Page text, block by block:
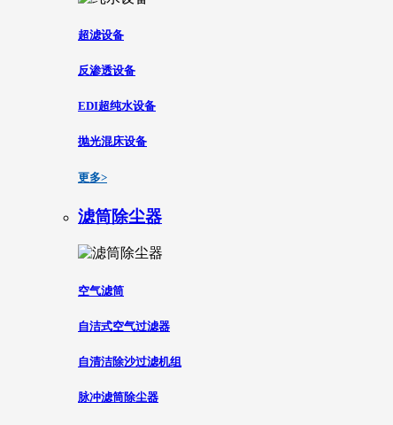
超滤设备
反渗透设备
EDI超纯水设备
抛光混床设备
更多>
滤筒除尘器
空气滤筒
自洁式空气过滤器
自清洁除沙过滤机组
脉冲滤筒除尘器